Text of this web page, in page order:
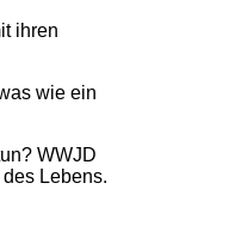
ihren
wie ein
WWJD
Lebens.